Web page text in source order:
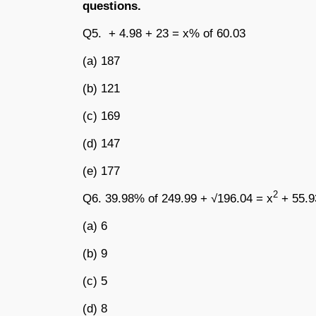
questions.
Q5. + 4.98 + 23 = x% of 60.03
(a) 187
(b) 121
(c) 169
(d) 147
(e) 177
Q6. 39.98% of 249.99 + √196.04 = x2 +
(a) 6
(b) 9
(c) 5
(d) 8